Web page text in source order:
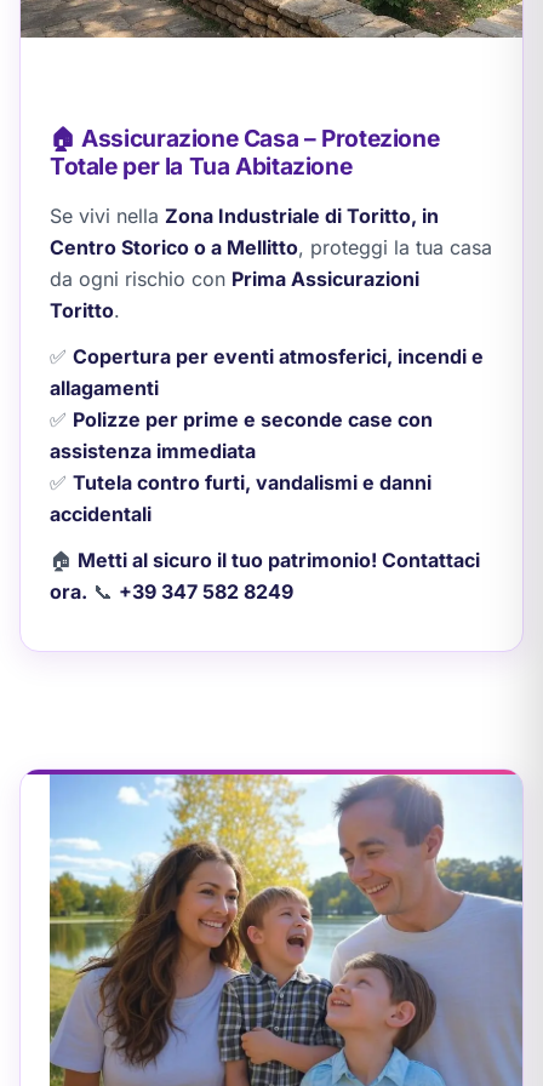
🏠 Assicurazione Casa – Protezione
Totale per la Tua Abitazione
Se vivi nella Zona Industriale di Toritto, in
Centro Storico o a Mellitto, proteggi la tua casa
da ogni rischio con Prima Assicurazioni
Toritto.
✅ Copertura per eventi atmosferici, incendi e
allagamenti
✅ Polizze per prime e seconde case con
assistenza immediata
✅ Tutela contro furti, vandalismi e danni
accidentali
🏠 Metti al sicuro il tuo patrimonio! Contattaci
ora. 📞 +39 347 582 8249